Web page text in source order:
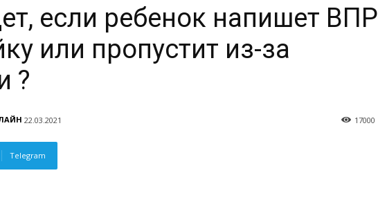
если ребенок напишет ВПР
или пропустит из-за
?
22.03.2021 17000
Telegram